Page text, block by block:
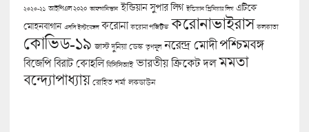
২০২০-২১ আইপিএল ২০২০ আফগানিস্তান ইন্ডিয়ান সুপার লিগ ইন্ডিয়ান প্রিমিয়ার লিগ এটিকে
মোহনবাগান এসসি ইস্টবেঙ্গল করোনা করোনা পজিটিভ করোনাভাইরাস কলকাতা
কোভিড-১৯ জাস্ট দুনিয়া ডেস্ক তৃণমূল নরেন্দ্র মোদী পশ্চিমবঙ্গ
বিজেপি বিরাট কোহলি বিসিসিআই ভারতীয় ক্রিকেট দল মমতা
বন্দ্যোপাধ্যায় রোহিত শর্মা লকডাউন